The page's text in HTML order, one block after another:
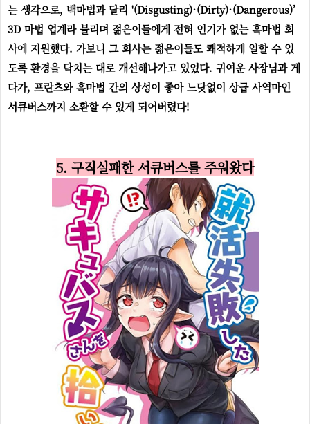
는 생각으로, 백마법과 달리 '(Disgusting)·(Dirty)·(Dangerous)’
3D 마법 업계라 불리며 젊은이들에게 전혀 인기가 없는 흑마법 회
사에 지원했다. 가보니 그 회사는 젊은이들도 쾌적하게 일할 수 있
도록 환경을 닥치는 대로 개선해나가고 있었다. 귀여운 사장님과 게
다가, 프란츠와 흑마법 간의 상성이 좋아 느닷없이 상급 사역마인
서큐버스까지 소환할 수 있게 되어버렸다!
5. 구직실패한 서큐버스를 주워왔다